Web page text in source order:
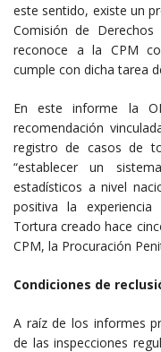
este sentido, existe un
Comisión de Derechos
reconoce a la CPM
cumple con dicha tarea
En este informe la
recomendación
registro de casos de
“establecer un
estadísticos a nivel
positiva la
Tortura creado hace
CPM, la Procuración
Condiciones de
A raíz de los informes
de las inspecciones